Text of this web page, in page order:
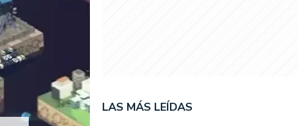
LAS MÁS LEÍDAS